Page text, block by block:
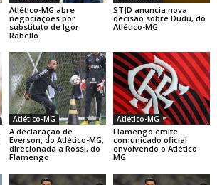
Atlético-MG abre
negociações por
substituto de Igor
Rabello
STJD anuncia nova
decisão sobre Dudu, do
Atlético-MG
Atlético-MG
A declaração de
Everson, do Atlético-MG,
direcionada a Rossi, do
Flamengo
Atlético-MG
Flamengo emite
comunicado oficial
envolvendo o Atlético-
MG